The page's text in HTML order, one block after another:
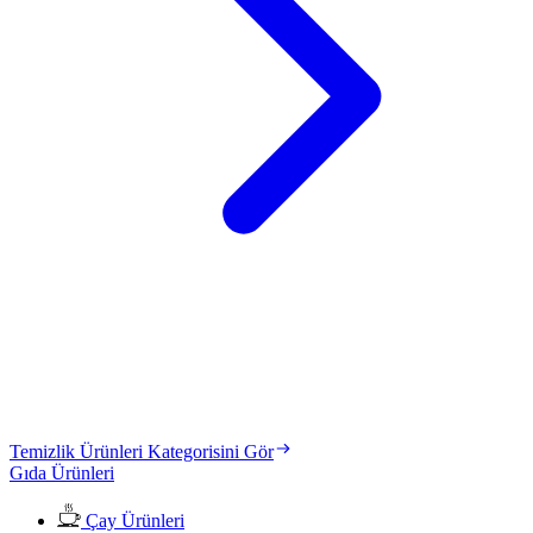
Temizlik Ürünleri Kategorisini Gör
Gıda Ürünleri
Çay Ürünleri